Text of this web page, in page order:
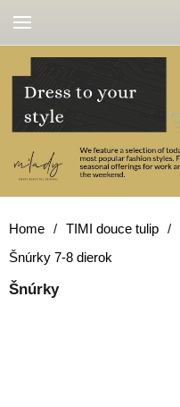
Home / TIMI douce tulip /
Šnúrky 7-8 dierok
Šnúrky